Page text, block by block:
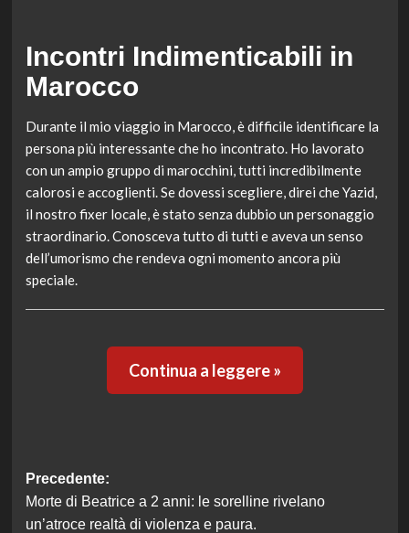
Incontri Indimenticabili in
Marocco
Durante il mio viaggio in Marocco, è difficile identificare la
persona più interessante che ho incontrato. Ho lavorato
con un ampio gruppo di marocchini, tutti incredibilmente
calorosi e accoglienti. Se dovessi scegliere, direi che Yazid,
il nostro fixer locale, è stato senza dubbio un personaggio
straordinario. Conosceva tutto di tutti e aveva un senso
dell’umorismo che rendeva ogni momento ancora più
speciale.
Continua a leggere »
Navigazione
articolo
Precedente:
Morte di Beatrice a 2 anni: le sorelline rivelano
un’atroce realtà di violenza e paura.